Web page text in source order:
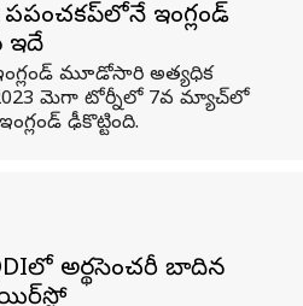
ప్రపంచకప్‌లోనే ఇంగ్లండ్
ఇదే
మూడోసారి అత్యధిక
మెగా టోర్నీలో 7వ మ్యాచ్‌లో
ఢీకొట్టింది.
అర్థసెంచరీ బాదిన